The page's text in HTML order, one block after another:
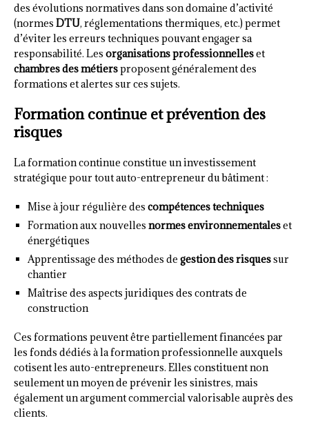
des évolutions normatives dans son domaine d’activité
(normes DTU, réglementations thermiques, etc.) permet
d’éviter les erreurs techniques pouvant engager sa
responsabilité. Les organisations professionnelleset
chambres des métiersproposent généralement des
formations et alertes sur ces sujets.
Formation continue et prévention des
risques
La formation continue constitue un investissement
stratégique pour tout auto-entrepreneur du bâtiment :
Mise à jour régulière des compétences techniques
Formation aux nouvelles normes environnementaleset
énergétiques
Apprentissage des méthodes de gestion des risquessur
chantier
Maîtrise des aspects juridiques des contrats de
construction
Ces formations peuvent être partiellement financées par
les fonds dédiés à la formation professionnelle auxquels
cotisent les auto-entrepreneurs. Elles constituent non
seulement un moyen de prévenir les sinistres, mais
également un argument commercial valorisable auprès des
clients.